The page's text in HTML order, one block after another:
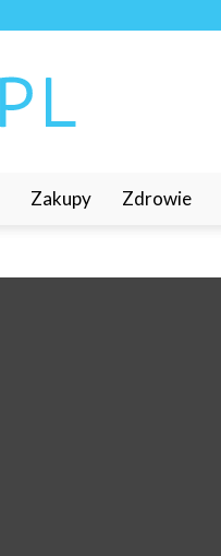
Zakupy Zdrowie